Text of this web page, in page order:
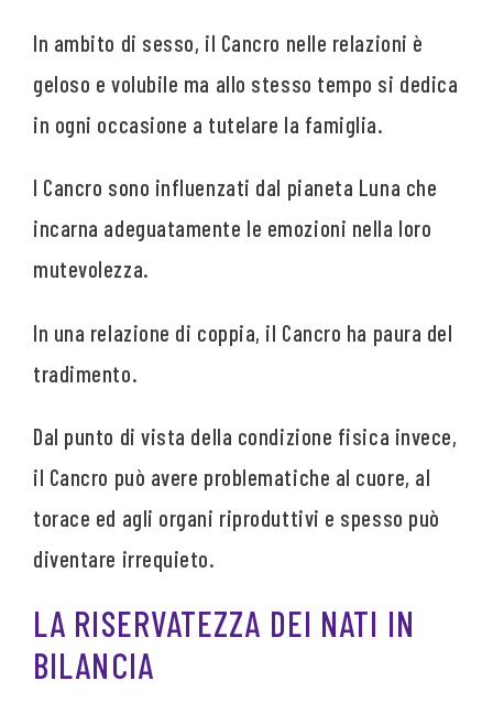
In ambito di sesso, il Cancro nelle relazioni è
geloso e volubile ma allo stesso tempo si dedica
in ogni occasione a tutelare la famiglia.
I Cancro sono influenzati dal pianeta Luna che
incarna adeguatamente le emozioni nella loro
mutevolezza.
In una relazione di coppia, il Cancro ha paura del
tradimento.
Dal punto di vista della condizione fisica invece,
il Cancro può avere problematiche al cuore, al
torace ed agli organi riproduttivi e spesso può
diventare irrequieto.
LA RISERVATEZZA DEI NATI IN
BILANCIA